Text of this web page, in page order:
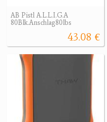
AB Pistl A.L.L.I.G.A
80Blk.Anschlag80lbs
43.08 €